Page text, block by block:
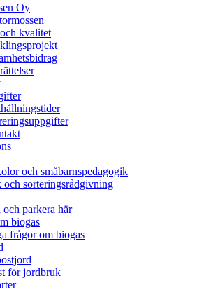
Oy
kvalitet
och småbarnspedagogik
och sorteringsrådgivning
och parkera här
biogas
frågor om biogas
för jordbruk